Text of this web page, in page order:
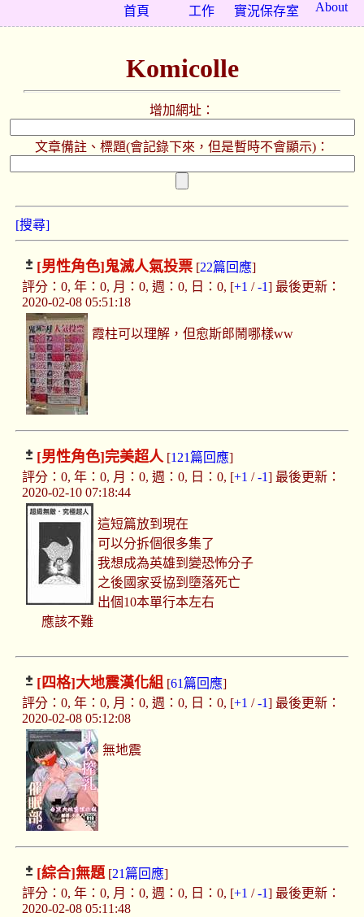
About
實況保存室
工作
首頁
Komicolle
增加網址：
文章備註、標題(會記錄下來，但是暫時不會顯示)：
[搜尋]
[男性角色]鬼滅人氣投票[22篇回應]
評分：0, 年：0, 月：0, 週：0, 日：0, [+1 /-1] 最後更新：
2020-02-08 05:51:18
霞柱可以理解，但愈斯郎鬧哪樣ww
[男性角色]完美超人[121篇回應]
評分：0, 年：0, 月：0, 週：0, 日：0, [+1 /-1] 最後更新：
2020-02-10 07:18:44
這短篇放到現在
可以分拆個很多集了
我想成為英雄到變恐怖分子
之後國家妥協到墮落死亡
出個10本單行本左右
應該不難
[四格]大地震漢化組 [61篇回應]
評分：0, 年：0, 月：0, 週：0, 日：0, [+1 /-1] 最後更新：
2020-02-08 05:12:08
無地震
[綜合]無題[21篇回應]
評分：0, 年：0, 月：0, 週：0, 日：0, [+1 /-1] 最後更新：
2020-02-08 05:11:48